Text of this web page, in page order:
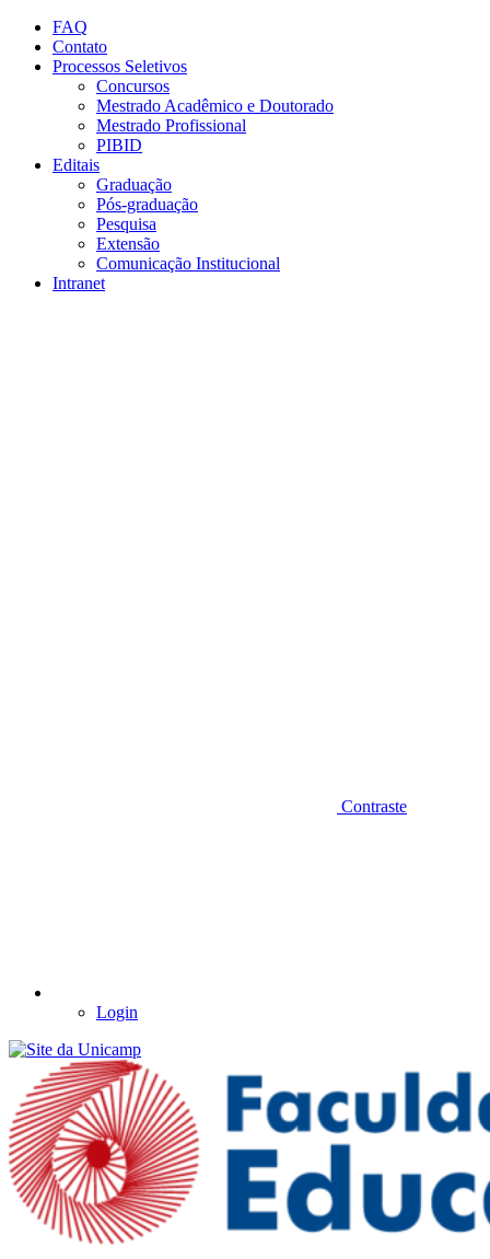
Conteúdo principal
FAQ
Contato
Processos Seletivos
Concursos
Mestrado Acadêmico e Doutorado
Mestrado Profissional
PIBID
Editais
Graduação
Pós-graduação
Pesquisa
Extensão
Comunicação Institucional
Intranet
Contraste
Login